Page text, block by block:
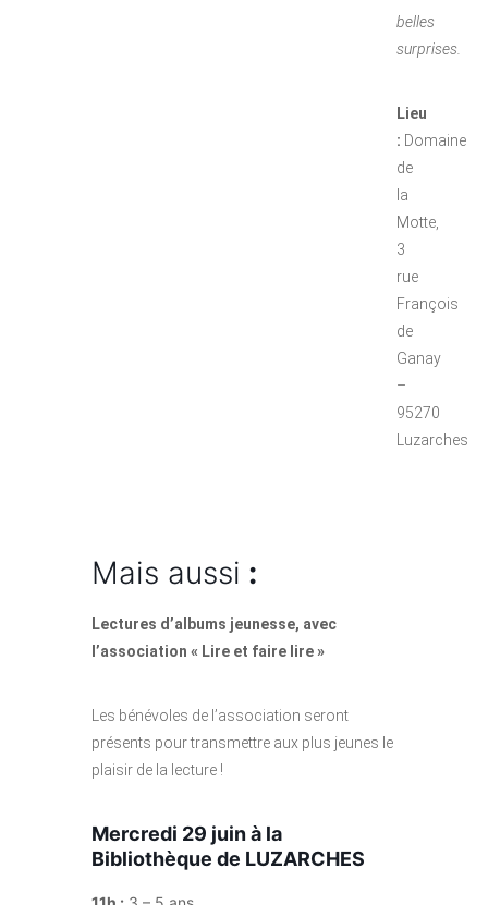
belles
surprises.
Lieu
: Domaine
de
la
Motte,
3
rue
François
de
Ganay
–
95270
Luzarches
Mais aussi :
Lectures d’albums jeunesse, avec
l’association « Lire et faire lire »
Les bénévoles de l’association seront
présents pour transmettre aux plus jeunes le
plaisir de la lecture !
Mercredi 29 juin à la
Bibliothèque de LUZARCHES